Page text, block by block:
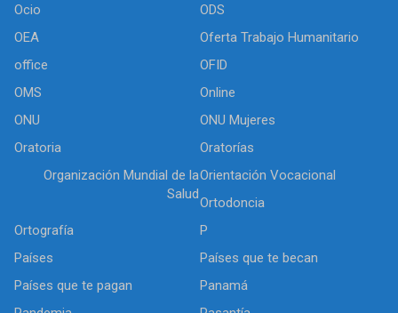
Ocio
ODS
OEA
Oferta Trabajo Humanitario
office
OFID
OMS
Online
ONU
ONU Mujeres
Oratoria
Oratorías
Organización Mundial de la
Salud
Orientación Vocacional
Ortodoncia
Ortografía
P
Países
Países que te becan
Países que te pagan
Panamá